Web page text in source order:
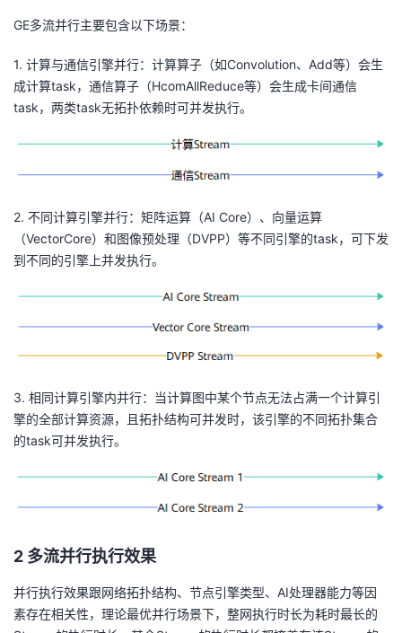
GE多流并行主要包含以下场景：
1. 计算与通信引擎并行：计算算子（如Convolution、Add等）会生
成计算task，通信算子（HcomAllReduce等）会生成卡间通信
task，两类task无拓扑依赖时可并发执行。
2. 不同计算引擎并行：矩阵运算（AI Core）、向量运算
（VectorCore）和图像预处理（DVPP）等不同引擎的task，可下发
到不同的引擎上并发执行。
3. 相同计算引擎内并行：当计算图中某个节点无法占满一个计算引
擎的全部计算资源，且拓扑结构可并发时，该引擎的不同拓扑集合
的task可并发执行。
2 多流并行执行效果
并行执行效果跟网络拓扑结构、节点引擎类型、AI处理器能力等因
素存在相关性，理论最优并行场景下，整网执行时长为耗时最长的